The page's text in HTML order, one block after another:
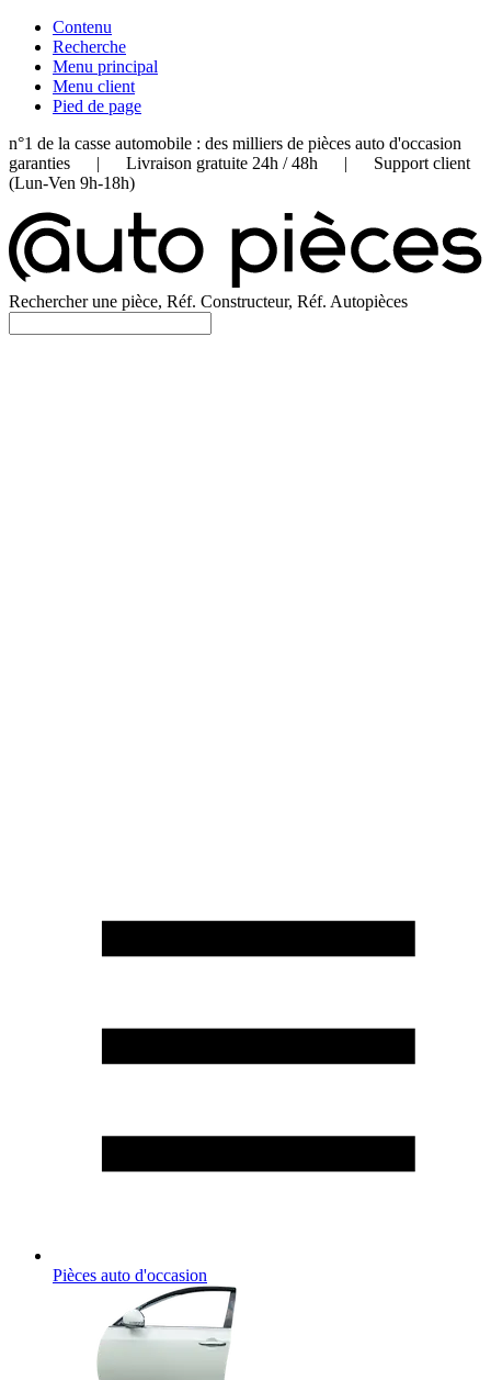
Contenu
Recherche
Menu principal
Menu client
Pied de page
n°1 de la casse automobile : des milliers de pièces auto d'occasion
garanties | Livraison gratuite 24h / 48h | Support client
(Lun-Ven 9h-18h)
Rechercher une pièce, Réf. Constructeur, Réf. Autopièces
Pièces auto d'occasion